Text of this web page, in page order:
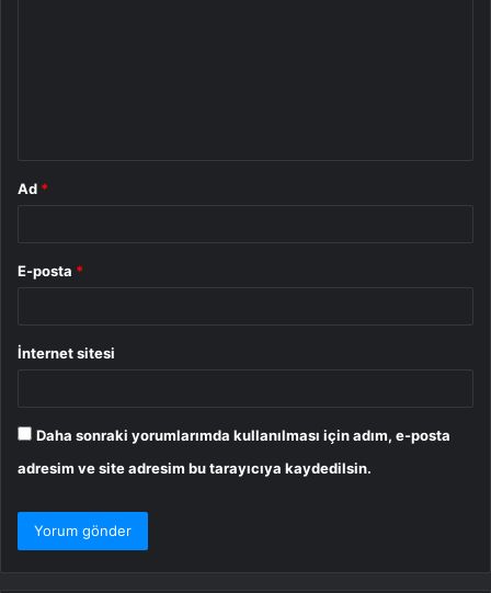
Ad *
E-posta *
İnternet sitesi
Daha sonraki yorumlarımda kullanılması için adım, e-posta
adresim ve site adresim bu tarayıcıya kaydedilsin.